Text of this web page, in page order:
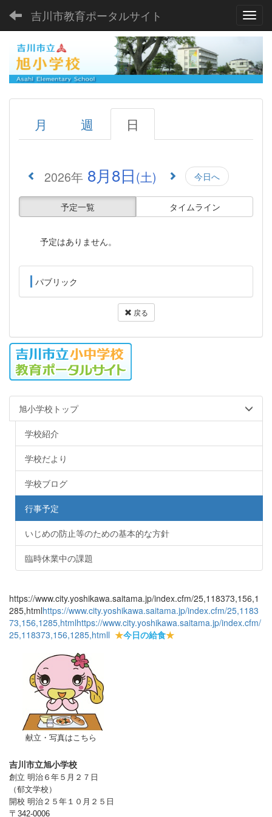
吉川市教育ポータルサイト
月 週 日
2026年 8月8日(土) 今日へ
予定一覧 タイムライン
予定はありません。
パブリック
戻る
旭小学校トップ
学校紹介
学校だより
学校ブログ
行事予定
いじめの防止等のための基本的な方針
臨時休業中の課題
https://www.city.yoshikawa.saitama.jp/index.cfm/25,118373,156,1
285,htmlhttps://www.city.yoshikawa.saitama.jp/index.cfm/25,1183
73,156,1285,htmlhttps://www.city.yoshikawa.saitama.jp/index.cfm/
25,118373,156,1285,htmll ★今日の給食★
献立・写真はこちら
吉川市立旭小学校
創立 明治６年５月２７日
（郁文学校）
開校 明治２５年１０月２５日
〒 342-0006